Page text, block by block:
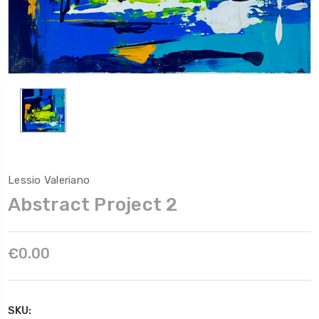
Lessio Valeriano
Abstract Project 2
€0.00
SKU: